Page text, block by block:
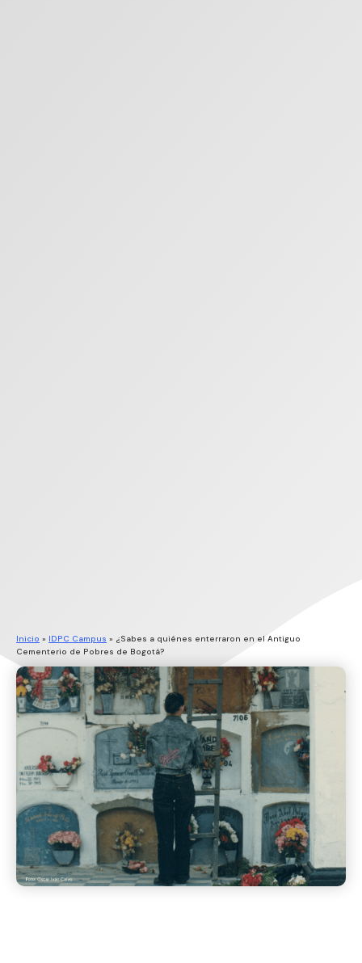
Inicio » IDPC Campus » ¿Sabes a quiénes enterraron en el Antiguo
Cementerio de Pobres de Bogotá?